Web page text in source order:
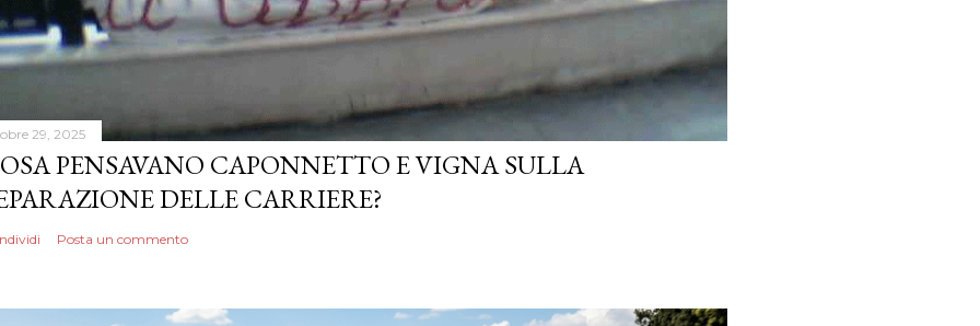
29, 2025
PENSAVANO CAPONNETTO E VIGNA SULLA
DELLE CARRIERE?
Posta un commento